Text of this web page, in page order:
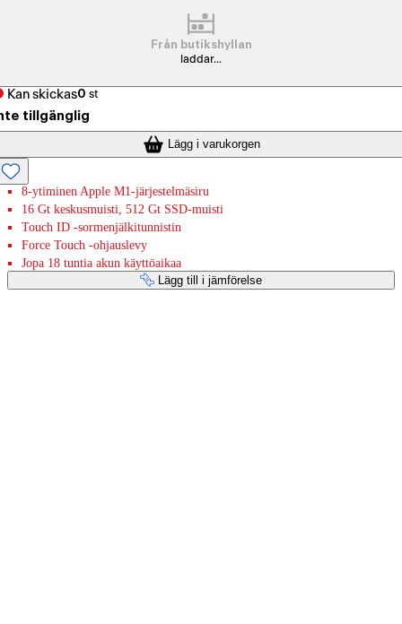
Från butikshyllan
laddar...
Kan skickas0 st
tillgänglig
Lägg i varukorgen
8-ytiminen Apple M1-järjestelmäsiru
16 Gt keskusmuisti, 512 Gt SSD-muisti
Touch ID -sormenjälkitunnistin
Force Touch -ohjauslevy
Jopa 18 tuntia akun käyttöaikaa
Lägg till i jämförelse